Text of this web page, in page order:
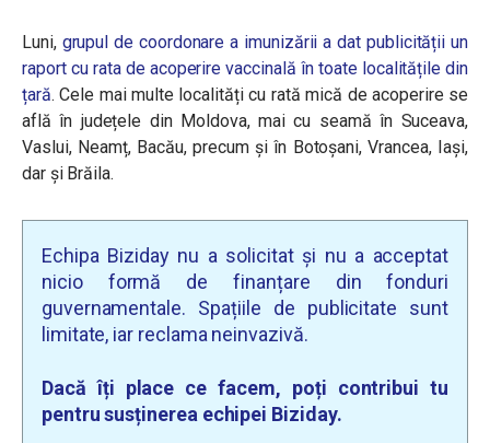
Luni, grupul de coordonare a imunizării a dat publicității un
raport cu rata de acoperire vaccinală în toate localitățile din
țară. Cele mai multe localități cu rată mică de acoperire se
află în județele din Moldova, mai cu seamă în Suceava,
Vaslui, Neamț, Bacău, precum și în Botoșani, Vrancea, Iași,
dar și Brăila.
Echipa Biziday nu a solicitat și nu a acceptat
nicio formă de finanțare din fonduri
guvernamentale. Spațiile de publicitate sunt
limitate, iar reclama neinvazivă.
Dacă îți place ce facem, poți contribui tu
pentru susținerea echipei Biziday.